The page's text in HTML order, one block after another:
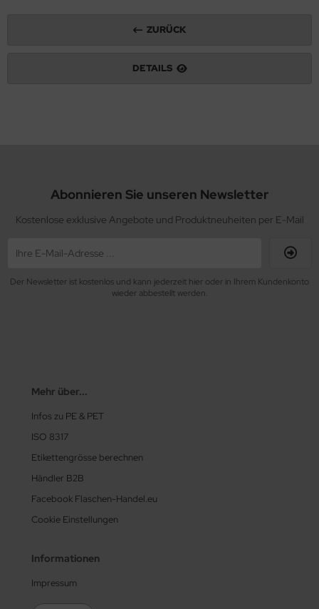
ZURÜCK
DETAILS
Abonnieren Sie unseren Newsletter
Kostenlose exklusive Angebote und Produktneuheiten per E-Mail
Der Newsletter ist kostenlos und kann jederzeit hier oder in Ihrem Kundenkonto
wieder abbestellt werden.
Mehr über...
Infos zu PE & PET
ISO 8317
Etikettengrösse berechnen
Händler B2B
Facebook Flaschen-Handel.eu
Cookie Einstellungen
Informationen
Impressum